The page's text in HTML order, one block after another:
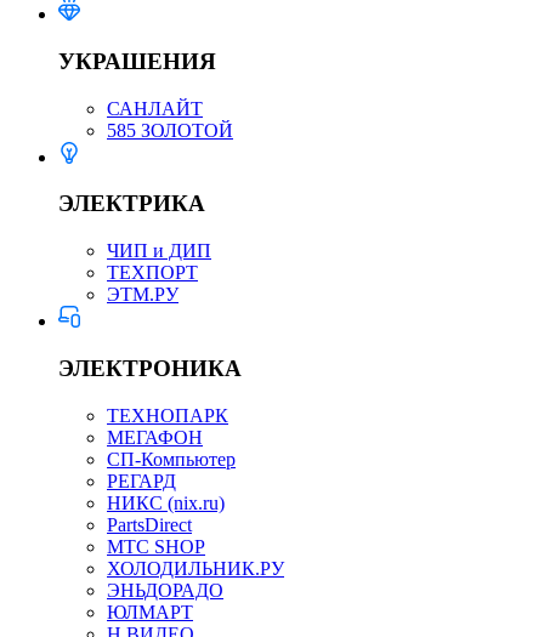
УКРАШЕНИЯ
САНЛАЙТ
585 ЗОЛОТОЙ
ЭЛЕКТРИКА
ЧИП и ДИП
ТЕХПОРТ
ЭТМ.РУ
ЭЛЕКТРОНИКА
ТЕХНОПАРК
МЕГАФОН
СП-Компьютер
РЕГАРД
НИКС (nix.ru)
PartsDirect
МТС SHOP
ХОЛОДИЛЬНИК.РУ
ЭНЬДОРАДО
ЮЛМАРТ